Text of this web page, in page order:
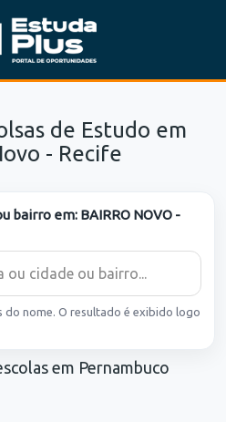
de Estudo em
- Recife
bairro em: BAIRRO NOVO -
nome. O resultado é exibido logo
em Pernambuco